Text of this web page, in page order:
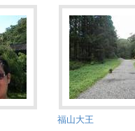
福山大王